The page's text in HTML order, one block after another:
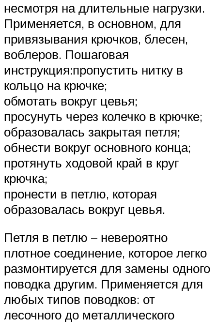
несмотря на длительные нагрузки.
Применяется, в основном, для
привязывания крючков, блесен,
воблеров. Пошаговая
инструкция:пропустить нитку в
кольцо на крючке;
обмотать вокруг цевья;
просунуть через колечко в крючке;
образовалась закрытая петля;
обнести вокруг основного конца;
протянуть ходовой край в круг
крючка;
пронести в петлю, которая
образовалась вокруг цевья.
Петля в петлю – невероятно
плотное соединение, которое легко
размонтируется для замены одного
поводка другим. Применяется для
любых типов поводков: от
лесочного до металлического